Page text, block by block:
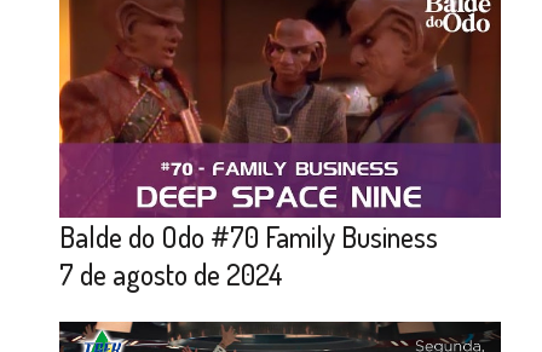
Balde do Odo #70 Family Business
7 de agosto de 2024